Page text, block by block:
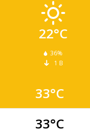
22°C
36%
1 Β
33°C
33°C